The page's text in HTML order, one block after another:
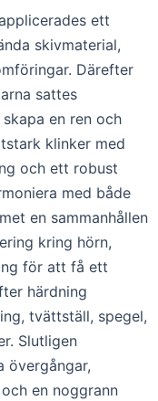
ett
skivmaterial,
Därefter
sattes
en ren och
klinker med
och ett robust
med både
en sammanhållen
kring hörn,
för att få ett
härdning
tvättställ, spegel,
Slutligen
övergångar,
en noggrann